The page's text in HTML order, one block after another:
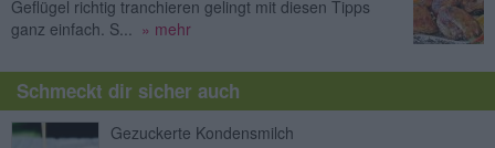
Geflügel richtig tranchieren gelingt mit diesen Tipps
ganz einfach. S...
» mehr
Schmeckt dir sicher auch
Gezuckerte Kondensmilch